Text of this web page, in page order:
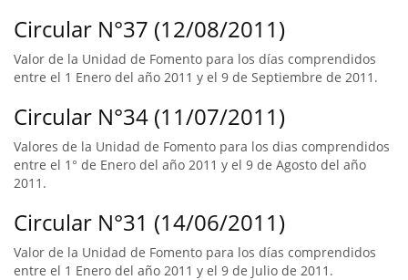
Circular N°37 (12/08/2011)
Valor de la Unidad de Fomento para los días comprendidos
entre el 1 Enero del año 2011 y el 9 de Septiembre de 2011.
Circular N°34 (11/07/2011)
Valores de la Unidad de Fomento para los dias comprendidos
entre el 1° de Enero del año 2011 y el 9 de Agosto del año
2011.
Circular N°31 (14/06/2011)
Valor de la Unidad de Fomento para los días comprendidos
entre el 1 Enero del año 2011 y el 9 de Julio de 2011.